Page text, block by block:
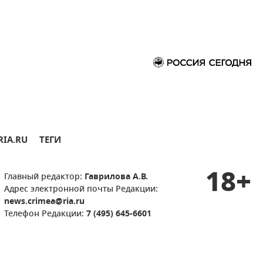
ТЕГИ
Главный редактор: Гаврилова А.В.
Адрес электронной почты Редакции:
news.crimea@ria.ru
Телефон Редакции: 7 (495) 645-6601
18+